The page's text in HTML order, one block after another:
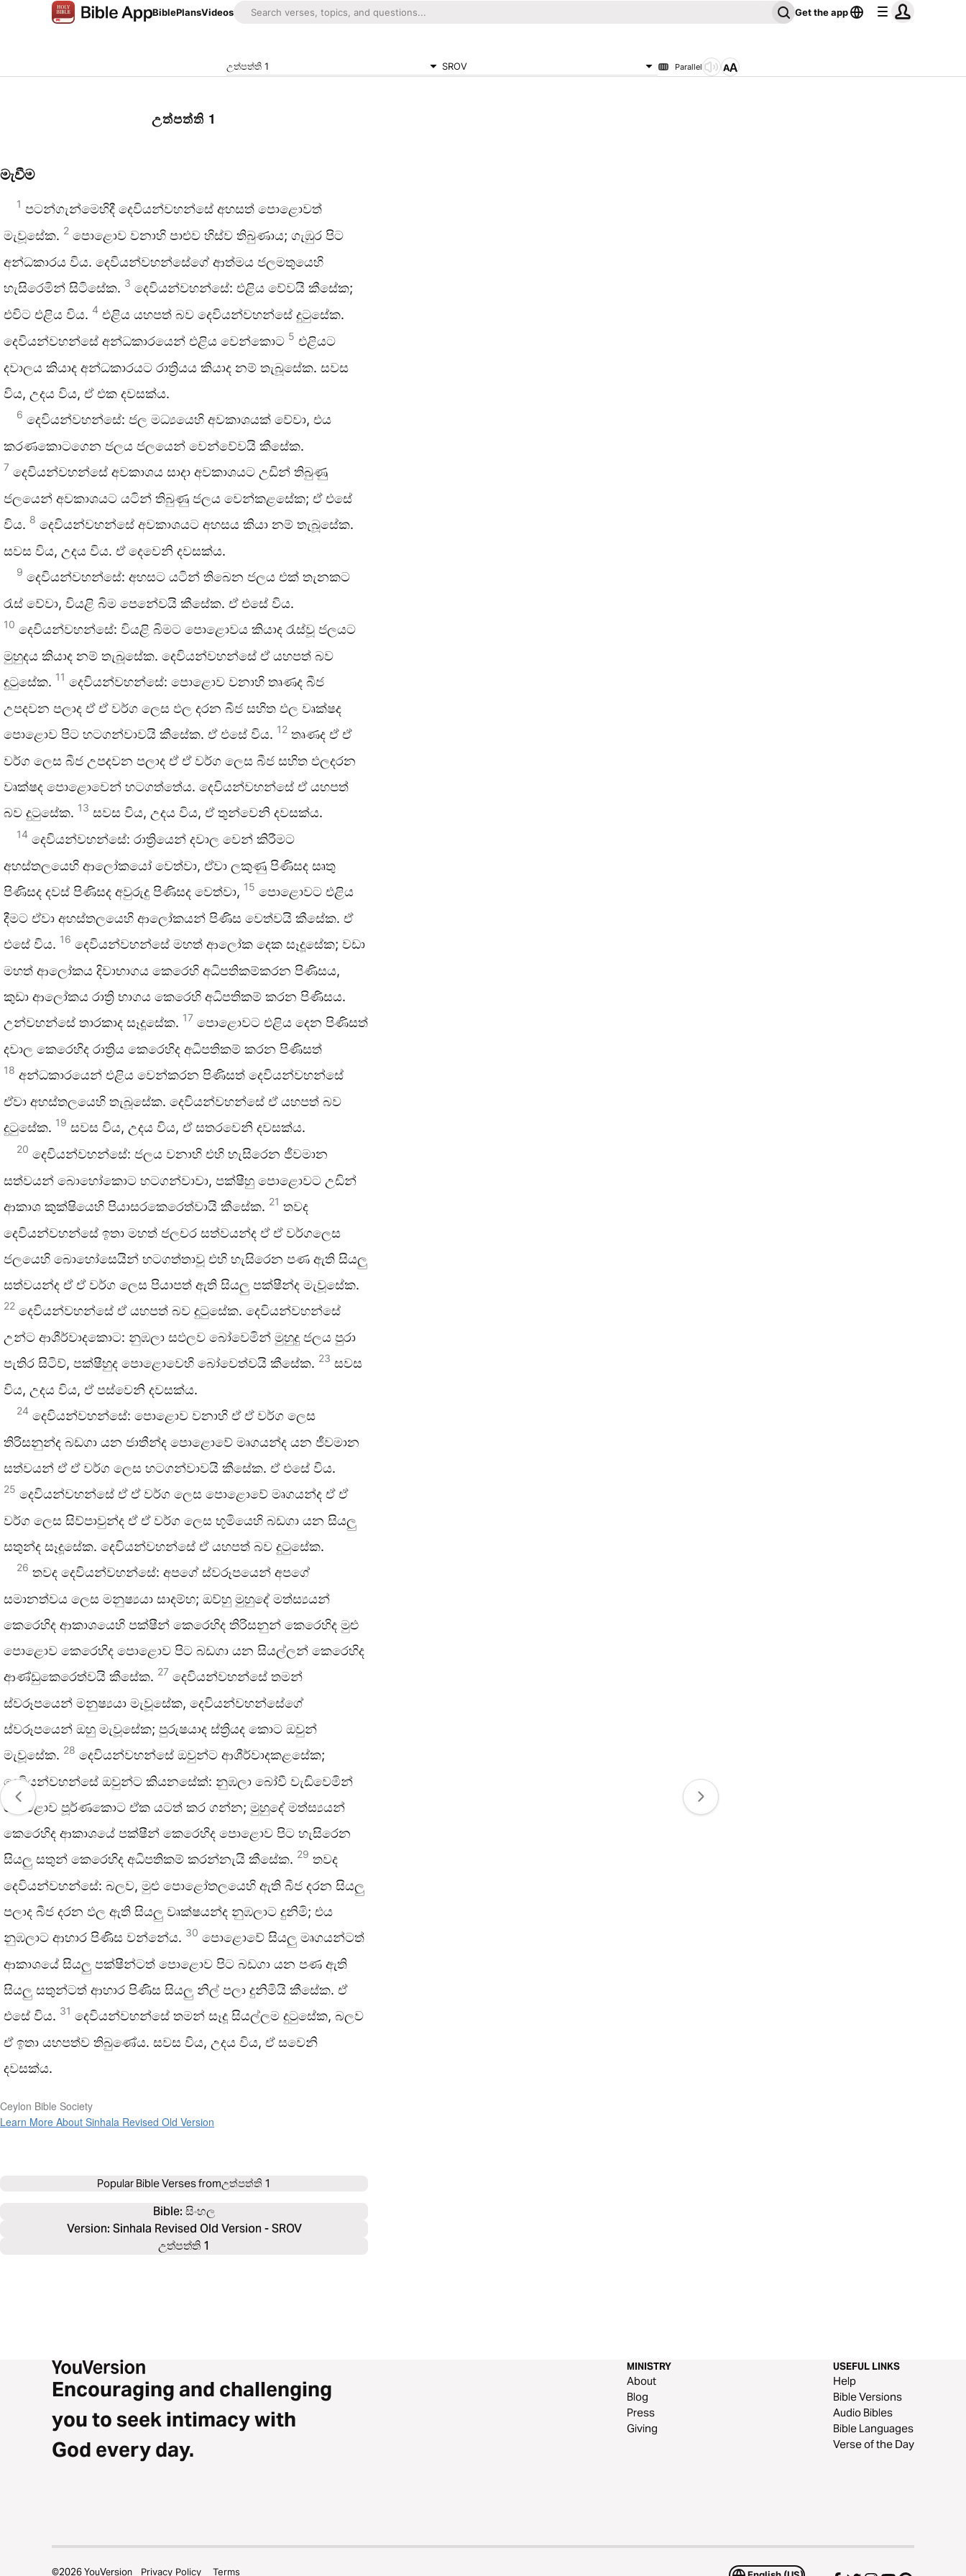
BiblePlansVideos Get the app
උත්පත්ති 1 SROV Parallel
උත්පත්ති 1
මැවීම
1 පටන්ගැන්මෙහිදී දෙවියන්වහන්සේ අහසත් පොළොවත්
මැවූසේක. 2 පොළොව වනාහි පාළුව හිස්ව තිබුණාය; ගැඹුර පිට
අන්ධකාරය විය. දෙවියන්වහන්සේගේ ආත්මය ජලමතුයෙහි
හැසිරෙමින් සිටිසේක. 3 දෙවියන්වහන්සේ: එළිය වේවයි කීසේක;
එවිට එළිය විය. 4 එළිය යහපත් බව දෙවියන්වහන්සේ දුටුසේක.
දෙවියන්වහන්සේ අන්ධකාරයෙන් එළිය වෙන්කොට 5 එළියට
දවාලය කියාද අන්ධකාරයට රාත්‍රියය කියාද නම් තැබූසේක. සවස
විය, උදය විය, ඒ එක දවසක්ය.
6 දෙවියන්වහන්සේ: ජල මධ්‍යයෙහි අවකාශයක් වේවා, එය
කරණකොටගෙන ජලය ජලයෙන් වෙන්වේවයි කීසේක.
7 දෙවියන්වහන්සේ අවකාශය සාදා අවකාශයට උඩින් තිබුණු
ජලයෙන් අවකාශයට යටින් තිබුණු ජලය වෙන්කළසේක; ඒ එසේ
විය. 8 දෙවියන්වහන්සේ අවකාශයට අහසය කියා නම් තැබූසේක.
සවස විය, උදය විය. ඒ දෙවෙනි දවසක්ය.
9 දෙවියන්වහන්සේ: අහසට යටින් තිබෙන ජලය එක් තැනකට
රැස් වේවා, වියළි බිම පෙනේවයි කීසේක. ඒ එසේ විය.
10 දෙවියන්වහන්සේ: වියළි බිමට පොළොවය කියාද රැස්වූ ජලයට
මුහුදය කියාද නම් තැබූසේක. දෙවියන්වහන්සේ ඒ යහපත් බව
දුටුසේක. 11 දෙවියන්වහන්සේ: පොළොව වනාහි තෘණද බීජ
උපදවන පලාද ඒ ඒ වර්ග ලෙස ඵල දරන බීජ සහිත ඵල වෘක්ෂද
පොළොව පිට හටගන්වාවයි කීසේක. ඒ එසේ විය. 12 තෘණද ඒ ඒ
වර්ග ලෙස බීජ උපදවන පලාද ඒ ඒ වර්ග ලෙස බීජ සහිත ඵලදරන
වෘක්ෂද පොළොවෙන් හටගත්තේය. දෙවියන්වහන්සේ ඒ යහපත්
බව දුටුසේක. 13 සවස විය, උදය විය, ඒ තුන්වෙනි දවසක්ය.
14 දෙවියන්වහන්සේ: රාත්‍රියෙන් දවාල වෙන් කිරීමට
අහස්තලයෙහි ආලෝකයෝ වෙත්වා, ඒවා ලකුණු පිණිසද සෘතු
පිණිසද දවස් පිණිසද අවුරුදු පිණිසද වෙත්වා, 15 පොළොවට එළිය
දීමට ඒවා අහස්තලයෙහි ආලෝකයන් පිණිස වෙත්වයි කීසේක. ඒ
එසේ විය. 16 දෙවියන්වහන්සේ මහත් ආලෝක දෙක සෑදූසේක; වඩා
මහත් ආලෝකය දිවාභාගය කෙරෙහි අධිපතිකම්කරන පිණිසය,
කුඩා ආලෝකය රාත්‍රි භාගය කෙරෙහි අධිපතිකම් කරන පිණිසය.
උන්වහන්සේ තාරකාද සෑදූසේක. 17 පොළොවට එළිය දෙන පිණිසත්
දවාල කෙරෙහිද රාත්‍රිය කෙරෙහිද අධිපතිකම් කරන පිණිසත්
18 අන්ධකාරයෙන් එළිය වෙන්කරන පිණිසත් දෙවියන්වහන්සේ
ඒවා අහස්තලයෙහි තැබූසේක. දෙවියන්වහන්සේ ඒ යහපත් බව
දුටුසේක. 19 සවස විය, උදය විය, ඒ සතරවෙනි දවසක්ය.
20 දෙවියන්වහන්සේ: ජලය වනාහි එහි හැසිරෙන ජීවමාන
සත්වයන් බොහෝකොට හටගන්වාවා, පක්ෂීහු පොළොවට උඩින්
ආකාශ කුක්ෂියෙහි පියාසරකෙරෙත්වායි කීසේක. 21 තවද
දෙවියන්වහන්සේ ඉතා මහත් ජලචර සත්වයන්ද ඒ ඒ වර්ගලෙස
ජලයෙහි බොහෝසෙයින් හටගත්තාවූ එහි හැසිරෙන පණ ඇති සියලු
සත්වයන්ද ඒ ඒ වර්ග ලෙස පියාපත් ඇති සියලු පක්ෂීන්ද මැවූසේක.
22 දෙවියන්වහන්සේ ඒ යහපත් බව දුටුසේක. දෙවියන්වහන්සේ
උන්ට ආශීර්වාදකොට: නුඹලා සඵලව බෝවෙමින් මුහුදු ජලය පුරා
පැතිර සිටිව්, පක්ෂීහුද පොළොවෙහි බෝවෙත්වයි කීසේක. 23 සවස
විය, උදය විය, ඒ පස්වෙනි දවසක්ය.
24 දෙවියන්වහන්සේ: පොළොව වනාහි ඒ ඒ වර්ග ලෙස
තිරිසනුන්ද බඩගා යන ජාතීන්ද පොළොවේ මෘගයන්ද යන ජීවමාන
සත්වයන් ඒ ඒ වර්ග ලෙස හටගන්වාවයි කීසේක. ඒ එසේ විය.
25 දෙවියන්වහන්සේ ඒ ඒ වර්ග ලෙස පොළොවේ මෘගයන්ද ඒ ඒ
වර්ග ලෙස සිව්පාවුන්ද ඒ ඒ වර්ග ලෙස භූමියෙහි බඩගා යන සියලු
සතුන්ද සෑදූසේක. දෙවියන්වහන්සේ ඒ යහපත් බව දුටුසේක.
26 තවද දෙවියන්වහන්සේ: අපගේ ස්වරූපයෙන් අපගේ
සමානත්වය ලෙස මනුෂ්‍යයා සාදම්හ; ඔව්හු මුහුදේ මත්ස්‍යයන්
කෙරෙහිද ආකාශයෙහි පක්ෂීන් කෙරෙහිද තිරිසනුන් කෙරෙහිද මුළු
පොළොව කෙරෙහිද පොළොව පිට බඩගා යන සියල්ලන් කෙරෙහිද
ආණ්ඩුකෙරෙත්වයි කීසේක. 27 දෙවියන්වහන්සේ තමන්
ස්වරූපයෙන් මනුෂ්‍යයා මැවූසේක, දෙවියන්වහන්සේගේ
ස්වරූපයෙන් ඔහු මැවූසේක; පුරුෂයාද ස්ත්‍රියද කොට ඔවුන්
මැවූසේක. 28 දෙවියන්වහන්සේ ඔවුන්ට ආශීර්වාදකළසේක;
දෙවියන්වහන්සේ ඔවුන්ට කියනසේක්: නුඹලා බෝවී වැඩිවෙමින්
පොළොව පූර්ණකොට ඒක යටත් කර ගන්න; මුහුදේ මත්ස්‍යයන්
කෙරෙහිද ආකාශයේ පක්ෂීන් කෙරෙහිද පොළොව පිට හැසිරෙන
සියලු සතුන් කෙරෙහිද අධිපතිකම් කරන්නැයි කීසේක. 29 තවද
දෙවියන්වහන්සේ: බලව, මුළු පොළෝතලයෙහි ඇති බීජ දරන සියලු
පලාද බීජ දරන ඵල ඇති සියලු වෘක්ෂයන්ද නුඹලාට දුනිමි; එය
නුඹලාට ආහාර පිණිස වන්නේය. 30 පොළොවේ සියලු මෘගයන්ටත්
ආකාශයේ සියලු පක්ෂීන්ටත් පොළොව පිට බඩගා යන පණ ඇති
සියලු සතුන්ටත් ආහාර පිණිස සියලු නිල් පලා දුනිමියි කීසේක. ඒ
එසේ විය. 31 දෙවියන්වහන්සේ තමන් සෑදූ සියල්ලම දුටුසේක, බලව
ඒ ඉතා යහපත්ව තිබුණේය. සවස විය, උදය විය, ඒ සවෙනි
දවසක්ය.
Ceylon Bible Society
Learn More About Sinhala Revised Old Version
Popular Bible Verses fromඋත්පත්ති 1
Bible: සිංහල
Version: Sinhala Revised Old Version - SROV
උත්පත්ති 1
Encouraging and challenging
you to seek intimacy with
God every day.
MINISTRY
About
Blog
Press
Giving
USEFUL LINKS
Help
Bible Versions
Audio Bibles
Bible Languages
Verse of the Day
©2026YouVersion Privacy Policy Terms